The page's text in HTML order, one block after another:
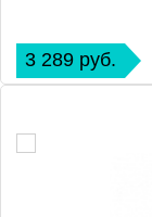
3 289 руб.